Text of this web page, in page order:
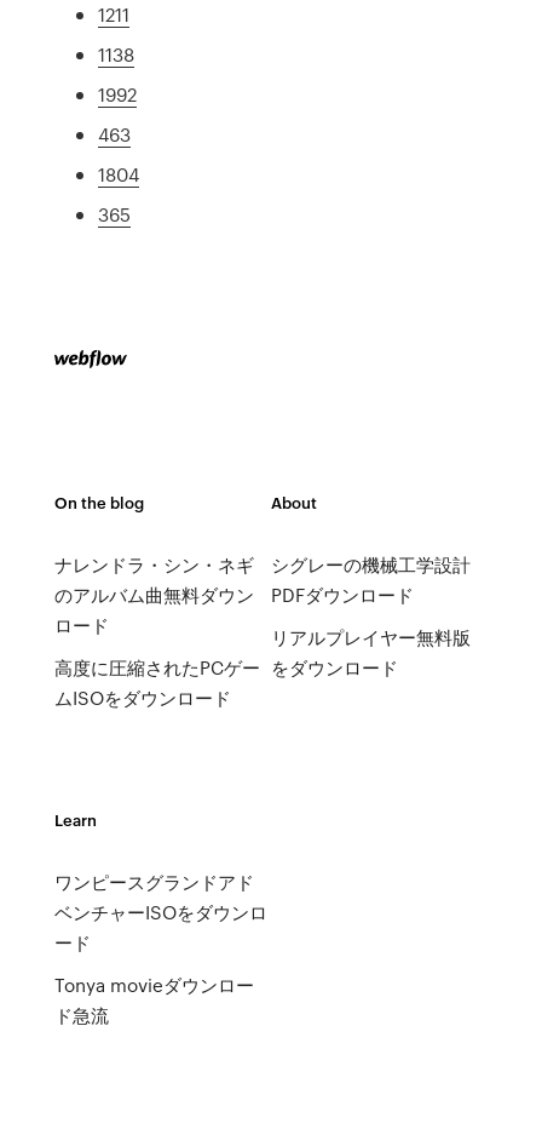
1211
1138
1992
463
1804
365
On the blog
ナレンドラ・シン・ネギ
のアルバム曲無料ダウン
ロード
高度に圧縮されたPCゲー
ムISOをダウンロード
About
シグレーの機械工学設計
PDFダウンロード
リアルプレイヤー無料版
をダウンロード
Learn
ワンピースグランドアド
ベンチャーISOをダウンロ
ード
Tonya movieダウンロー
ド急流